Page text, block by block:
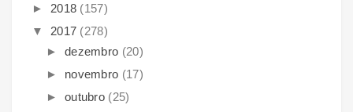
► 2018 (157)
▼ 2017 (278)
► dezembro (20)
► novembro (17)
► outubro (25)